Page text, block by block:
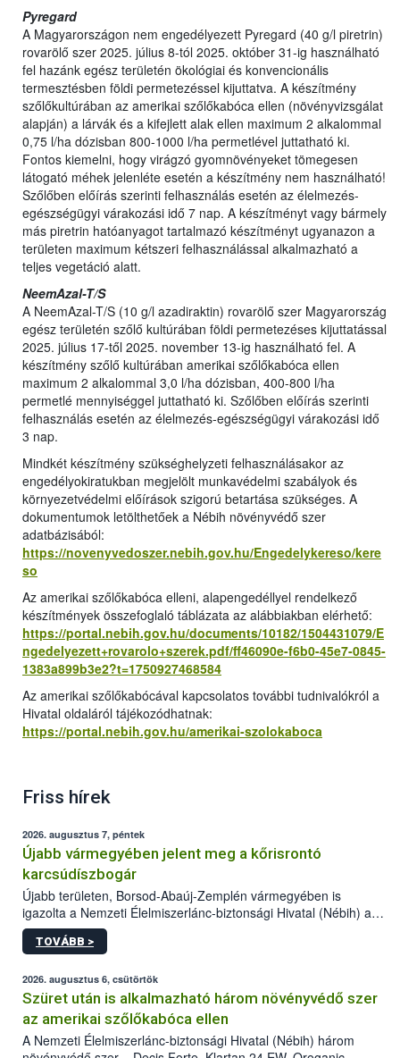
Pyregard
A Magyarországon nem engedélyezett Pyregard (40 g/l piretrin)
rovarölő szer 2025. július 8-tól 2025. október 31-ig használható
fel hazánk egész területén ökológiai és konvencionális
termesztésben földi permetezéssel kijuttatva. A készítmény
szőlőkultúrában az amerikai szőlőkabóca ellen (növényvizsgálat
alapján) a lárvák és a kifejlett alak ellen maximum 2 alkalommal
0,75 l/ha dózisban 800-1000 l/ha permetlével juttatható ki.
Fontos kiemelni, hogy virágzó gyomnövényeket tömegesen
látogató méhek jelenléte esetén a készítmény nem használható!
Szőlőben előírás szerinti felhasználás esetén az élelmezés-
egészségügyi várakozási idő 7 nap. A készítményt vagy bármely
más piretrin hatóanyagot tartalmazó készítményt ugyanazon a
területen maximum kétszeri felhasználással alkalmazható a
teljes vegetáció alatt.
NeemAzal-T/S
A NeemAzal-T/S (10 g/l azadiraktin) rovarölő szer Magyarország
egész területén szőlő kultúrában földi permetezéses kijuttatással
2025. július 17-től 2025. november 13-ig használható fel. A
készítmény szőlő kultúrában amerikai szőlőkabóca ellen
maximum 2 alkalommal 3,0 l/ha dózisban, 400-800 l/ha
permetlé mennyiséggel juttatható ki. Szőlőben előírás szerinti
felhasználás esetén az élelmezés-egészségügyi várakozási idő
3 nap.
Mindkét készítmény szükséghelyzeti felhasználásakor az
engedélyokiratukban megjelölt munkavédelmi szabályok és
környezetvédelmi előírások szigorú betartása szükséges. A
dokumentumok letölthetőek a Nébih növényvédő szer
adatbázisából:
https://novenyvedoszer.nebih.gov.hu/Engedelykereso/kere
so
Az amerikai szőlőkabóca elleni, alapengedéllyel rendelkező
készítmények összefoglaló táblázata az alábbiakban elérhető:
https://portal.nebih.gov.hu/documents/10182/1504431079/E
ngedelyezett+rovarolo+szerek.pdf/ff46090e-f6b0-45e7-0845-
1383a899b3e2?t=1750927468584
Az amerikai szőlőkabócával kapcsolatos további tudnivalókról a
Hivatal oldaláról tájékozódhatnak:
https://portal.nebih.gov.hu/amerikai-szolokaboca
Friss hírek
2026. augusztus 7, péntek
Újabb vármegyében jelent meg a kőrisrontó
karcsúdíszbogár
Újabb területen, Borsod-Abaúj-Zemplén vármegyében is
igazolta a Nemzeti Élelmiszerlánc-biztonsági Hivatal (Nébih) a
kőrisrontó karcsúdíszbogár (Agrilus planipennis) jelenlétét. A
kártevőt nem csak színcsapdában találták meg, de már fertőzött
az intenzív felderítést, emellett az intézkedéseket a szlovák
hatósággal is összehangolják a terjedés megállítása érdekében.
TOVÁBB >
2026. augusztus 6, csütörtök
Szüret után is alkalmazható három növényvédő szer
az amerikai szőlőkabóca ellen
A Nemzeti Élelmiszerlánc-biztonsági Hivatal (Nébih) három